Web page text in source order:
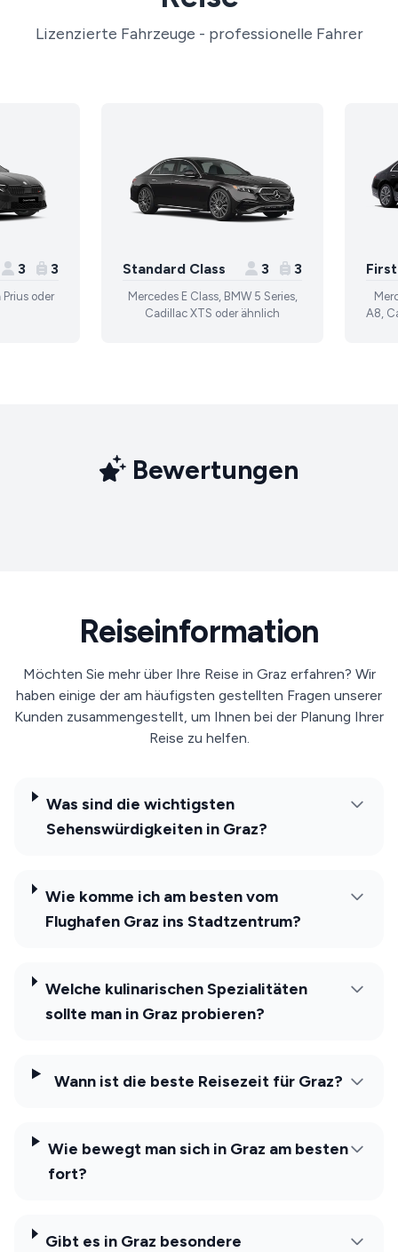
Lizenzierte Fahrzeuge - professionelle Fahrer
3 3
oder
Standard Class 3 3
Mercedes E Class, BMW 5 Series,
Cadillac XTS oder ähnlich
A8,
Bewertungen
Reiseinformation
Möchten Sie mehr über Ihre Reise in Graz erfahren? Wir
haben einige der am häufigsten gestellten Fragen unserer
Kunden zusammengestellt, um Ihnen bei der Planung Ihrer
Reise zu helfen.
Was sind die wichtigsten
Sehenswürdigkeiten in Graz?
Wie komme ich am besten vom
Flughafen Graz ins Stadtzentrum?
Welche kulinarischen Spezialitäten
sollte man in Graz probieren?
Wann ist die beste Reisezeit für Graz?
Wie bewegt man sich in Graz am besten
fort?
Gibt es in Graz besondere